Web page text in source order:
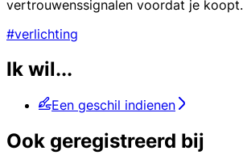
vertrouwenssignalen voordat je koopt.
#verlichting
Ik wil...
Een geschil indienen
Ook geregistreerd bij